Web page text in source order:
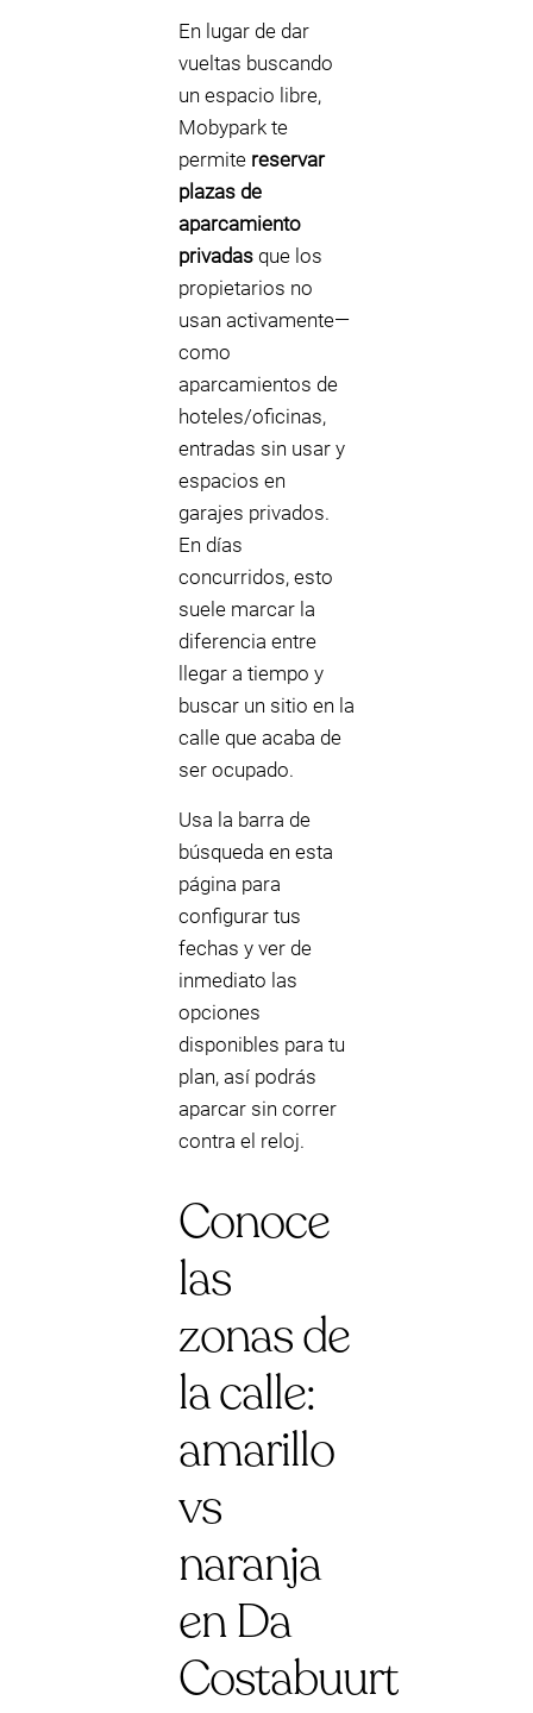
En lugar de dar
vueltas buscando
un espacio libre,
Mobypark te
permite reservar
plazas de
aparcamiento
privadas que los
propietarios no
usan activamente—
como
aparcamientos de
hoteles/oficinas,
entradas sin usar y
espacios en
garajes privados.
En días
concurridos, esto
suele marcar la
diferencia entre
llegar a tiempo y
buscar un sitio en la
calle que acaba de
ser ocupado.
Usa la barra de
búsqueda en esta
página para
configurar tus
fechas y ver de
inmediato las
opciones
disponibles para tu
plan, así podrás
aparcar sin correr
contra el reloj.
Conoce
las
zonas de
la calle:
amarillo
vs
naranja
en Da
Costabuurt